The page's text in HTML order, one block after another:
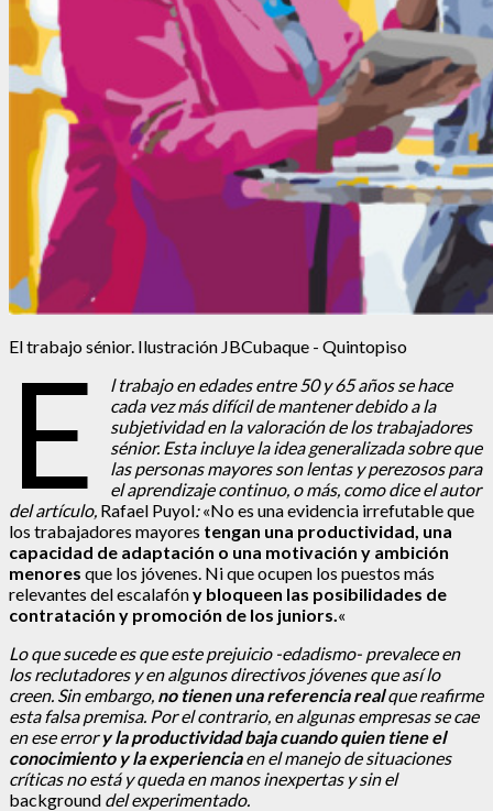
El trabajo sénior. Ilustración JBCubaque - Quintopiso
E
l trabajo en edades entre 50 y 65 años se hace
cada vez más difícil de mantener debido a la
subjetividad en la valoración de los trabajadores
sénior. Esta incluye la idea generalizada sobre que
las personas mayores son lentas y perezosos para
el aprendizaje continuo, o más, como dice el autor
del artículo, Rafael Puyol:«No es una evidencia irrefutable que
los trabajadores mayores tengan una productividad, una
capacidad de adaptación o una motivación y ambición
menores que los jóvenes. Ni que ocupen los puestos más
relevantes del escalafóny bloqueen las posibilidades de
contratación y promoción de los juniors.«
Lo que sucede es que este prejuicio -edadismo- prevalece en
los reclutadores y en algunos directivos jóvenes que así lo
creen. Sin embargo, no tienen una referencia realque reafirme
esta falsa premisa. Por el contrario, en algunas empresas se cae
en ese errory la productividad baja cuando quien tiene el
conocimiento y la experienciaen el manejo de situaciones
críticas no está y queda en manos inexpertas y sin el
background del experimentado.